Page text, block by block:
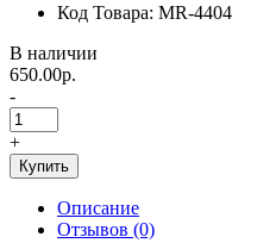
Код Товара: MR-4404
В наличии
650.00р.
-
+
Купить
Описание
Отзывов (0)